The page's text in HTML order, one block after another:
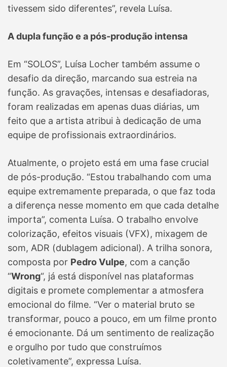
tivessem sido diferentes”, revela Luísa.
A dupla função e a pós-produção intensa
Em “SOLOS”, Luísa Locher também assume o
desafio da direção, marcando sua estreia na
função. As gravações, intensas e desafiadoras,
foram realizadas em apenas duas diárias, um
feito que a artista atribui à dedicação de uma
equipe de profissionais extraordinários.
Atualmente, o projeto está em uma fase crucial
de pós-produção. “Estou trabalhando com uma
equipe extremamente preparada, o que faz toda
a diferença nesse momento em que cada detalhe
importa”, comenta Luísa. O trabalho envolve
colorização, efeitos visuais (VFX), mixagem de
som, ADR (dublagem adicional). A trilha sonora,
composta por Pedro Vulpe, com a canção
“Wrong“, já está disponível nas plataformas
digitais e promete complementar a atmosfera
emocional do filme. “Ver o material bruto se
transformar, pouco a pouco, em um filme pronto
é emocionante. Dá um sentimento de realização
e orgulho por tudo que construímos
coletivamente”, expressa Luísa.